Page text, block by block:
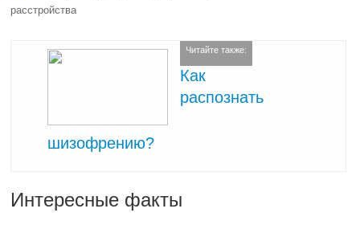
Читайте также:
Как
распознать
шизофрению?
Интересные факты